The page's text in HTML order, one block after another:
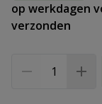
op werkdagen
verzonden